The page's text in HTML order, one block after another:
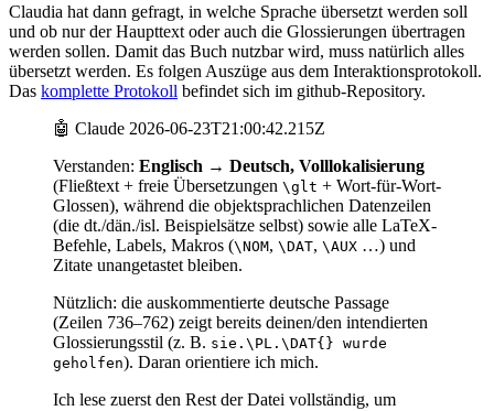
Claudia hat dann gefragt, in welche Sprache übersetzt werden soll
und ob nur der Haupttext oder auch die Glossierungen übertragen
werden sollen. Damit das Buch nutzbar wird, muss natürlich alles
übersetzt werden. Es folgen Auszüge aus dem Interaktionsprotokoll.
Das komplette Protokoll befindet sich im github-Repository.
🤖 Claude 2026-06-23T21:00:42.215Z
Verstanden: Englisch → Deutsch, Volllokalisierung
(Fließtext + freie Übersetzungen \glt + Wort-für-Wort-
Glossen), während die objektsprachlichen Datenzeilen
(die dt./dän./isl. Beispielsätze selbst) sowie alle LaTeX-
Befehle, Labels, Makros (\NOM, \DAT, \AUX …) und
Zitate unangetastet bleiben.
Nützlich: die auskommentierte deutsche Passage
(Zeilen 736–762) zeigt bereits deinen/den intendierten
Glossierungsstil (z. B. sie.\PL.\DAT{} wurde
geholfen). Daran orientiere ich mich.
Ich lese zuerst den Rest der Datei vollständig, um